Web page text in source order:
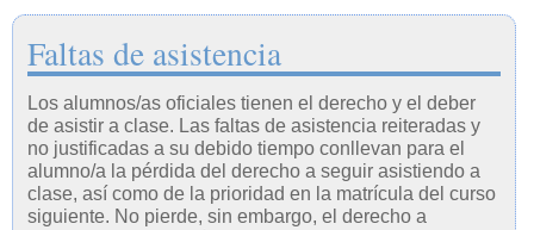
Faltas de asistencia
Los alumnos/as oficiales tienen el derecho y el deber
de asistir a clase. Las faltas de asistencia reiteradas y
no justificadas a su debido tiempo conllevan para el
alumno/a la pérdida del derecho a seguir asistiendo a
clase, así como de la prioridad en la matrícula del curso
siguiente. No pierde, sin embargo, el derecho a